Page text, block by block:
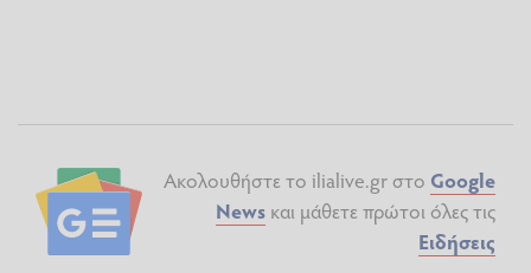
Ακολουθήστε το ilialive.gr στο Google
News και μάθετε πρώτοι όλες τις
Ειδήσεις